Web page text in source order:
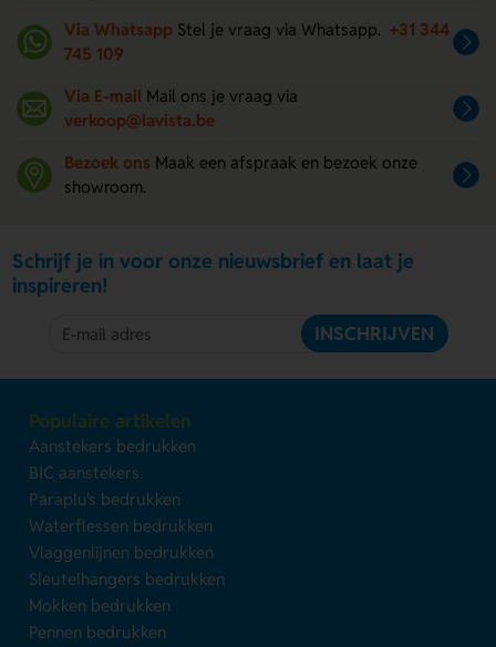
Via Whatsapp Stel je vraag via Whatsapp. +31 344
745 109
Via E-mail Mail ons je vraag via
verkoop@lavista.be
Bezoek ons Maak een afspraak en bezoek onze
showroom.
Schrijf je in voor onze nieuwsbrief en laat je
inspireren!
INSCHRIJVEN
Populaire artikelen
Aanstekers bedrukken
BIC aanstekers
Paraplu's bedrukken
Waterflessen bedrukken
Vlaggenlijnen bedrukken
Sleutelhangers bedrukken
Mokken bedrukken
Pennen bedrukken